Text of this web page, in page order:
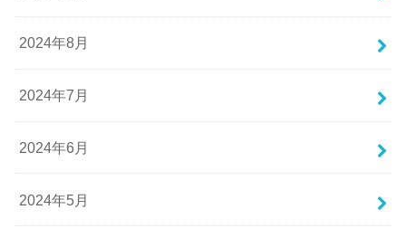
2024年8月
2024年7月
2024年6月
2024年5月